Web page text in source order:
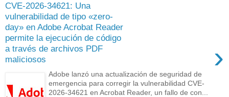
CVE-2026-34621: Una
vulnerabilidad de tipo «zero-
day» en Adobe Acrobat Reader
permite la ejecución de código
a través de archivos PDF
maliciosos
›
Adobe lanzó una actualización de seguridad de
emergencia para corregir la vulnerabilidad CVE-
2026-34621 en Acrobat Reader, un fallo de con...